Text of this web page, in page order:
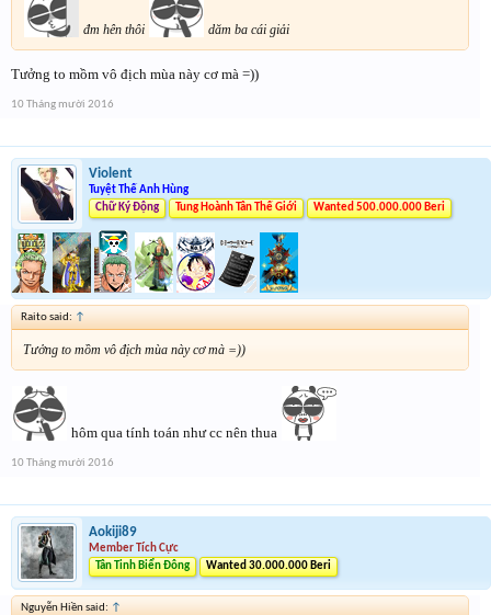
đm hên thôi dăm ba cái giải
Tưởng to mồm vô địch mùa này cơ mà =))
10 Tháng mười 2016
Violent
Tuyệt Thế Anh Hùng
Chữ Ký Động
Tung Hoành Tân Thế Giới Wanted 500.000.000 Beri
Raito said: ↑
Tưởng to mồm vô địch mùa này cơ mà =))
hôm qua tính toán như cc nên thua
10 Tháng mười 2016
Aokiji89
Member Tích Cực
Tân Tinh Biển Đông
Wanted 30.000.000 Beri
Nguyễn Hiền said: ↑